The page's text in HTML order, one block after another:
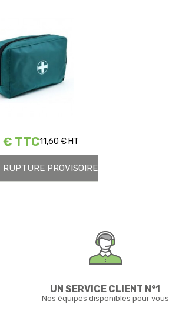
€ TTC11,60 € HT
RUPTURE PROVISOIRE
UN SERVICE CLIENT N°1
Nos équipes disponibles pour vous